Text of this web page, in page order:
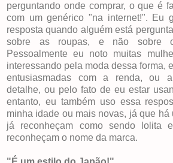
perguntando onde comprar, o que é
com um genérico "na internet!". Eu
resposta quando alguém está
sobre as roupas, e não sobre
Pessoalmente eu noto muitas
interessando pela moda dessa forma,
entusiasmadas com a renda, ou
detalhe, ou pelo fato de eu estar
entanto, eu também uso essa
minha idade ou mais novas, já que há
já reconheçam como sendo lolita
reconheçam o nome da marca.